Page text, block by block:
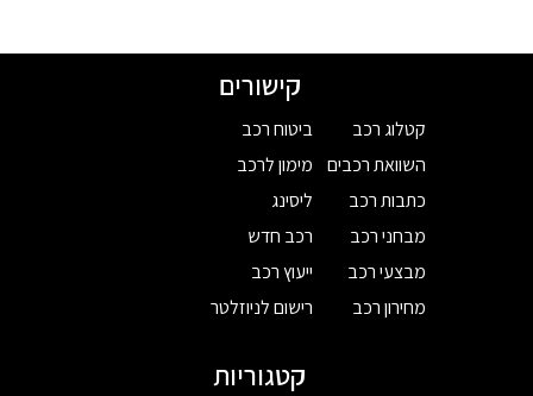
קישורים
קטלוג רכב
השוואת רכבים
כתבות רכב
מבחני רכב
מבצעי רכב
מחירון רכב
ביטוח רכב
מימון לרכב
ליסינג
רכב חדש
ייעוץ רכב
רישום לניוזלטר
קטגוריות